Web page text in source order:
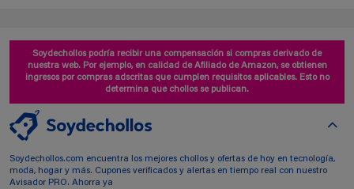
Soydechollos podría recibir una compensación si compras derivado de
nuestra web. Por ejemplo, en calidad de Afiliado de Amazon, se obtienen
ingresos por compras adscritas que cumplen requisitos aplicables. Esto no
determina que chollos se publican.
Soydechollos.com encuentra los mejores chollos y ofertas de hoy en tecnología,
moda, hogar y más. Cupones verificados y alertas en tiempo real con nuestro
Avisador PRO. Ahorra ya